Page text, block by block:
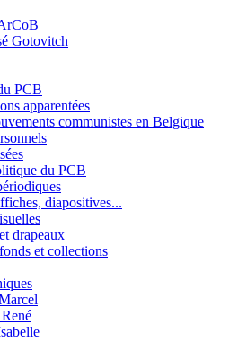
Gotovitch
PCB
apparentées
communistes en Belgique
du PCB
diapositives...
drapeaux
et collections